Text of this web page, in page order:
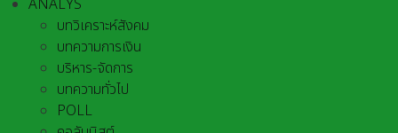
ANALYS
บทวิเคราะห์สังคม
บทความการเงิน
บริหาร-จัดการ
บทความทั่วไป
POLL